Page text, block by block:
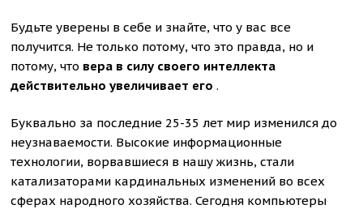
Будьте уверены в себе и знайте, что у вас все
получится. Не только потому, что это правда, но и
потому, что вера в силу своего интеллекта
действительно увеличивает его.
Буквально за последние 25-35 лет мир изменился до
неузнаваемости. Высокие информационные
технологии, ворвавшиеся в нашу жизнь, стали
катализаторами кардинальных изменений во всех
сферах народного хозяйства. Сегодня компьютеры